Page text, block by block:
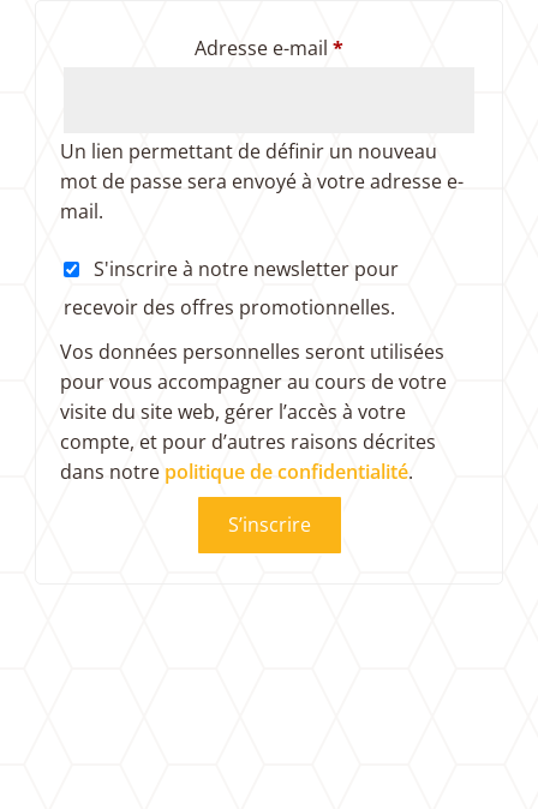
Adresse e-mail *Obligatoire
Un lien permettant de définir un nouveau
mot de passe sera envoyé à votre adresse e-
mail.
S'inscrire à notre newsletter pour
recevoir des offres promotionnelles.
Vos données personnelles seront utilisées
pour vous accompagner au cours de votre
visite du site web, gérer l’accès à votre
compte, et pour d’autres raisons décrites
dans notre politique de confidentialité.
S’inscrire